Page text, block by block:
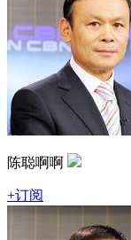
陈聪啊啊
+订阅